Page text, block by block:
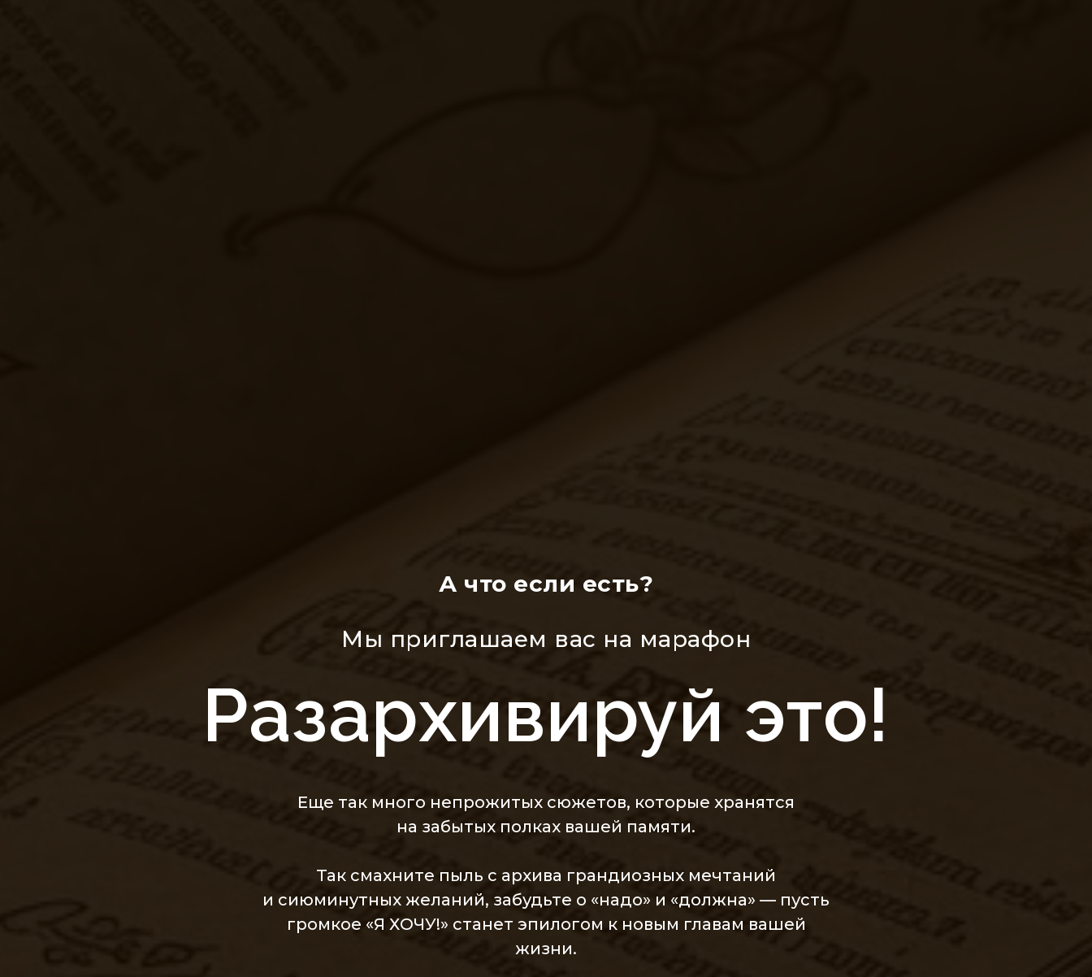
А что если есть?
Мы приглашаем вас на марафон
Разархивируй это!
Еще так много непрожитых сюжетов, которые хранятся
на забытых полках вашей памяти.
Так смахните пыль с архива грандиозных мечтаний
и сиюминутных желаний, забудьте о «надо» и «должна» — пусть
громкое «Я ХОЧУ!» станет эпилогом к новым главам вашей
жизни.